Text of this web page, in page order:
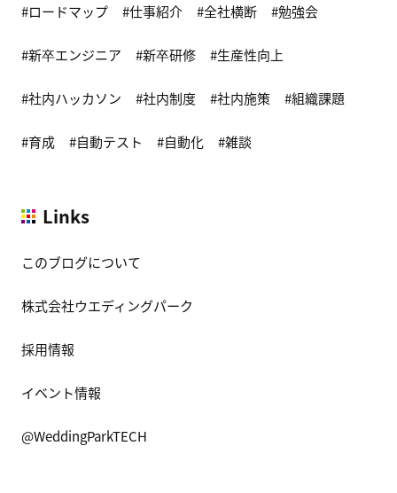
ロードマップ 仕事紹介 全社横断 勉強会
新卒エンジニア 新卒研修 生産性向上
社内ハッカソン 社内制度 社内施策 組織課題
育成 自動テスト 自動化 雑談
Links
このブログについて
株式会社ウエディングパーク
採用情報
イベント情報
@WeddingParkTECH